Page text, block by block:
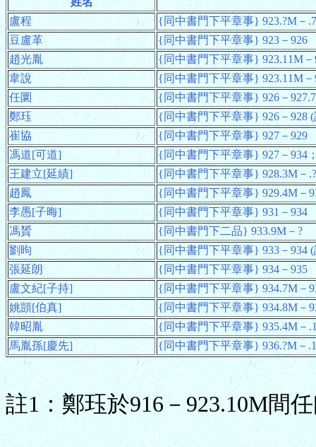
盧程
{同中書門下平章事} 923.?M－
豆盧革
{同中書門下平章事} 923－926
趙光胤
{同中書門下平章事} 923.11M－
韋說
{同中書門下平章事} 923.11M－
任圜
{同中書門下平章事} 926－
鄭珏
{同中書門下平章事} 926－928 (
崔協
{同中書門下平章事} 927－929
馮道[可道]
{同中書門下平章事} 927－934
王建立[延績]
{同中書門下平章事} 928.3M－
趙鳳
{同中書門下平章事} 929.4M－
李愚[子晦]
{同中書門下平章事} 931－934
馮贇
{同中書門下二品} 933.9M－?
劉昫
{同中書門下平章事} 933－934 (
張延朗
{同中書門下平章事} 934－935
盧文紀[子持]
{同中書門下平章事} 934.7M－
姚顗[伯真]
{同中書門下平章事} 934.8M－
韓昭胤
{同中書門下平章事} 935.4M－
馬胤孫[慶先]
{同中書門下平章事} 936.?M－
註1：鄭珏於916－923.10M間